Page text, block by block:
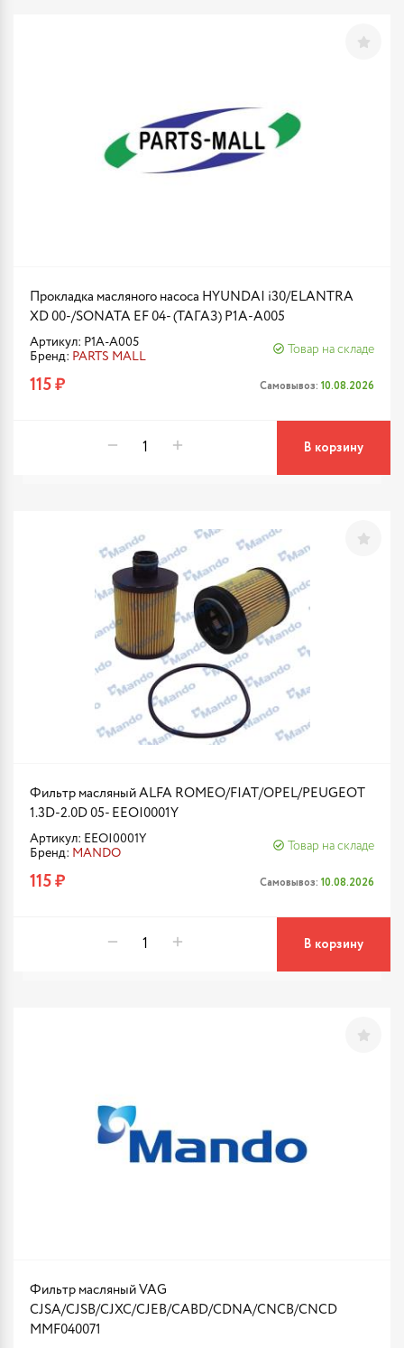
Прокладка масляного насоса HYUNDAI i30/ELANTRA
XD 00-/SONATA EF 04- (ТАГАЗ) P1A-A005
Артикул: P1A-A005
Бренд: PARTS MALL
Товар на складе
115 ₽ Самовывоз: 10.08.2026
В корзину
Фильтр масляный ALFA ROMEO/FIAT/OPEL/PEUGEOT
1.3D-2.0D 05- EEOI0001Y
Артикул: EEOI0001Y
Бренд: MANDO
Товар на складе
115 ₽ Самовывоз: 10.08.2026
В корзину
Фильтр масляный VAG
CJSA/CJSB/CJXC/CJEB/CABD/CDNA/CNCB/CNCD
MMF040071